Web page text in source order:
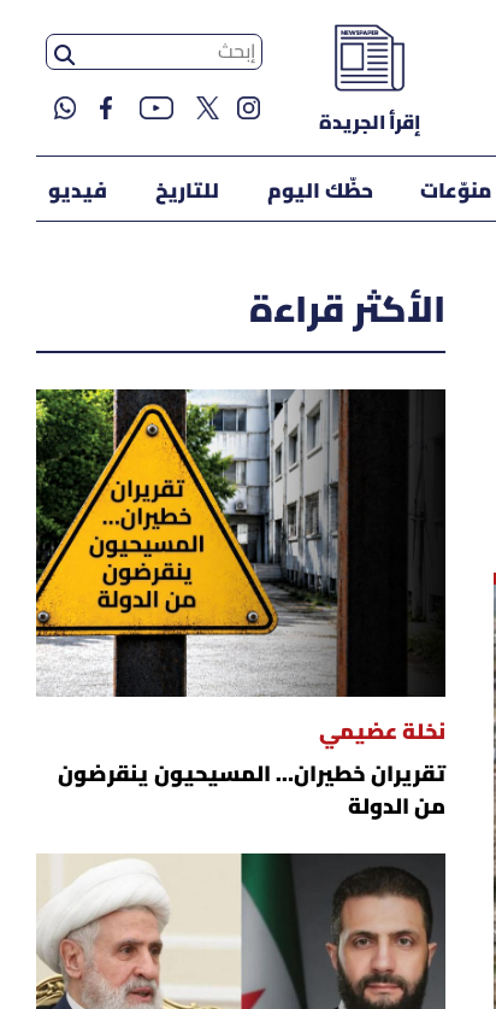
إقرأ الجريدة
منوّعات حظّك اليوم للتاريخ فيديو
الأكثر قراءة
نخلة عضيمي
تقريران خطيران… المسيحيون ينقرضون
من الدولة